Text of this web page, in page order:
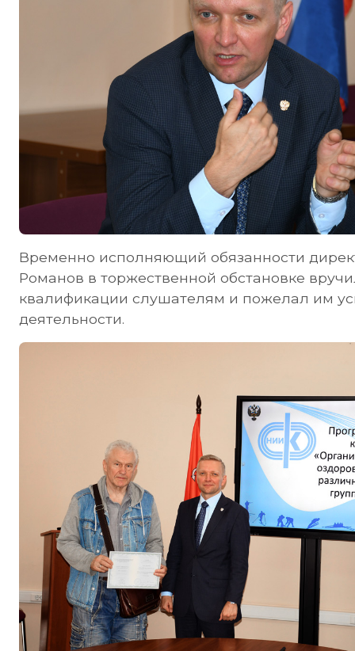
Временно исполняющий обязанности
Романов в торжественной обстановке
квалификации слушателям и пожелал им
деятельности.